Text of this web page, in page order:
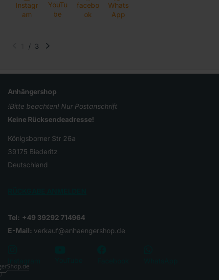
Instagr
am
YouTu
be
facebo
ok
Whats
App
/ 3
Anhängershop
!Bitte beachten! Nur Postanschrift
Keine Rücksendeadresse!
Königsborner Str 26a
39175 Biederitz
Deutschland
Tel: +49 39292 714964
E-Mail: verkauf@anhaengershop.de